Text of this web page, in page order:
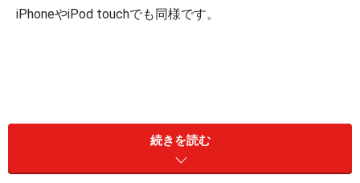
iPhoneやiPod touchでも同様です。
まずは、パソコンにiPadを接続します。Wi-Fi経由で接続
する方法もありますが、確実にデータ転送ができるUSB
続きを読む